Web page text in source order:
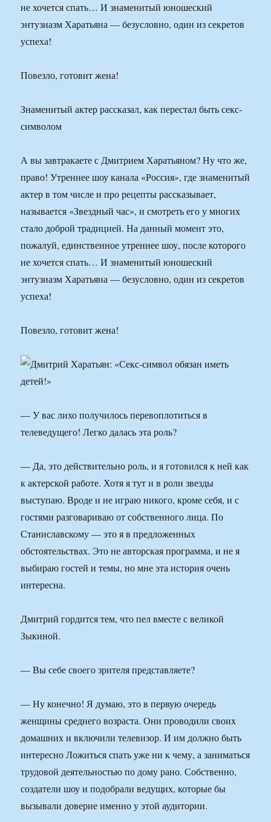
не хочется спать… И знаменитый юношеский
энтузиазм Харатьяна — безусловно, один из секретов
успеха!
Повезло, готовит жена!
Знаменитый актер рассказал, как перестал быть секс-
символом
А вы завтракаете с Дмитрием Харатьяном? Ну что же,
право! Утреннее шоу канала «Россия», где знаменитый
актер в том числе и про рецепты рассказывает,
называется «Звездный час», и смотреть его у многих
стало доброй традицией. На данный момент это,
пожалуй, единственное утреннее шоу, после которого
не хочется спать… И знаменитый юношеский
энтузиазм Харатьяна — безусловно, один из секретов
успеха!
Повезло, готовит жена!
— У вас лихо получилось перевоплотиться в
телеведущего! Легко далась эта роль?
— Да, это действительно роль, и я готовился к ней как
к актерской работе. Хотя я тут и в роли звезды
выступаю. Вроде и не играю никого, кроме себя, и с
гостями разговариваю от собственного лица. По
Станиславскому — это я в предложенных
обстоятельствах. Это не авторская программа, и не я
выбираю гостей и темы, но мне эта история очень
интересна.
Дмитрий гордится тем, что пел вместе с великой
Зыкиной.
— Вы себе своего зрителя представляете?
— Ну конечно! Я думаю, это в первую очередь
женщины среднего возраста. Они проводили своих
домашних и включили телевизор. И им должно быть
интересно Ложиться спать уже ни к чему, а заниматься
трудовой деятельностью по дому рано. Собственно,
создатели шоу и подобрали ведущих, которые бы
вызывали доверие именно у этой аудитории.